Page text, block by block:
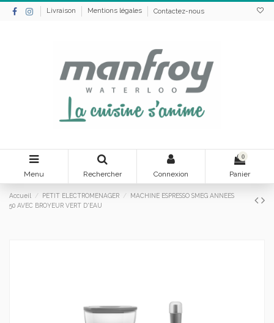
Livraison Mentions légales Contactez-nous
Menu Rechercher Connexion
0
Panier
Accueil PETIT ELECTROMENAGER
MACHINE ESPRESSO SMEG ANNEES
50 AVEC BROYEUR VERT D'EAU